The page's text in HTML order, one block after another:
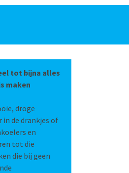
tot bijna alles
maken
droge
in de drankjes of
en
tot die
die bij geen